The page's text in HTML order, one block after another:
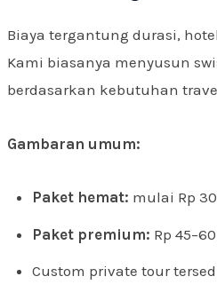
Biaya tergantung durasi,
Kami biasanya menyusun
berdasarkan kebutuhan
Gambaran umum:
Paket hemat: mulai Rp
Paket premium: Rp
Custom private tour